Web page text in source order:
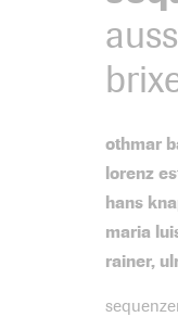
othmar
lorenz
hans
maria
rainer,